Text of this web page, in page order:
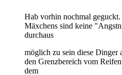
Hab vorhin nochmal
Mäxchens sind keine
durchaus
möglich zu sein diese Dinger
den Grenzbereich vom
dem